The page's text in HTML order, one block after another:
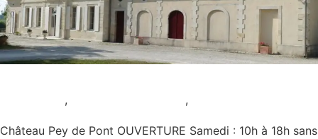
, ,
Château Pey de Pont OUVERTURE Samedi : 10h à 18h sans